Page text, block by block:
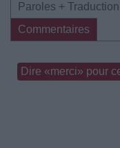
Paroles + Traduction
Commentaires
Dire «merci» pour